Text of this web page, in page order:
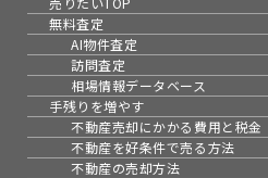
無料査定
AI物件査定
訪問査定
相場情報データベース
手残りを増やす
不動産売却にかかる費用と税金
不動産を好条件で売る方法
不動産の売却方法